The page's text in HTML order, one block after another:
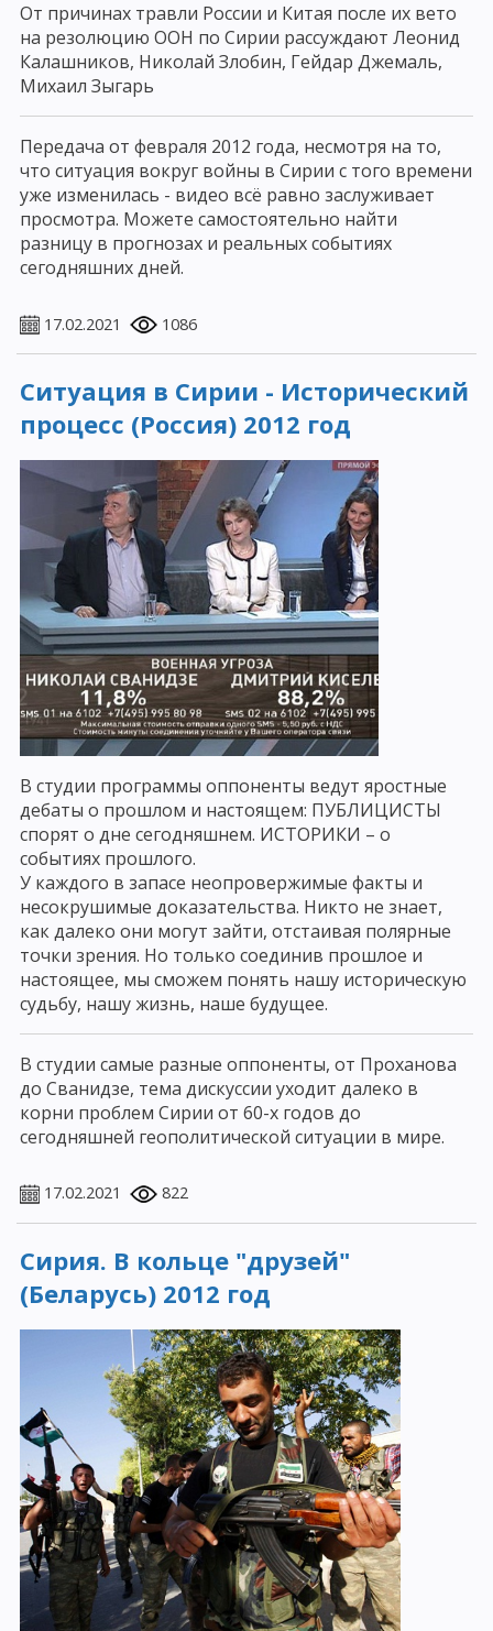
От причинах травли России и Китая после их вето
на резолюцию ООН по Сирии рассуждают Леонид
Калашников, Николай Злобин, Гейдар Джемаль,
Михаил Зыгарь
Передача от февраля 2012 года, несмотря на то,
что ситуация вокруг войны в Сирии с того времени
уже изменилась - видео всё равно заслуживает
просмотра. Можете самостоятельно найти
разницу в прогнозах и реальных событиях
сегодняшних дней.
17.02.2021 1086
Ситуация в Сирии - Исторический
процесс (Россия) 2012 год
В студии программы оппоненты ведут яростные
дебаты о прошлом и настоящем: ПУБЛИЦИСТЫ
спорят о дне сегодняшнем. ИСТОРИКИ – о
событиях прошлого.
У каждого в запасе неопровержимые факты и
несокрушимые доказательства. Никто не знает,
как далеко они могут зайти, отстаивая полярные
точки зрения. Но только соединив прошлое и
настоящее, мы сможем понять нашу историческую
судьбу, нашу жизнь, наше будущее.
В студии самые разные оппоненты, от Проханова
до Сванидзе, тема дискуссии уходит далеко в
корни проблем Сирии от 60-х годов до
сегодняшней геополитической ситуации в мире.
17.02.2021 822
Сирия. В кольце "друзей"
(Беларусь) 2012 год